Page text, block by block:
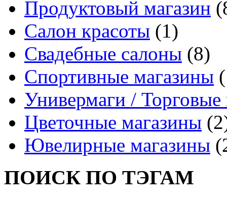
Продуктовый магазин
Салон красоты (1)
Свадебные салоны (8)
Спортивные магазины
Универмаги /
Цветочные магазины
Ювелирные магазины
ПОИСК ПО ТЭГАМ